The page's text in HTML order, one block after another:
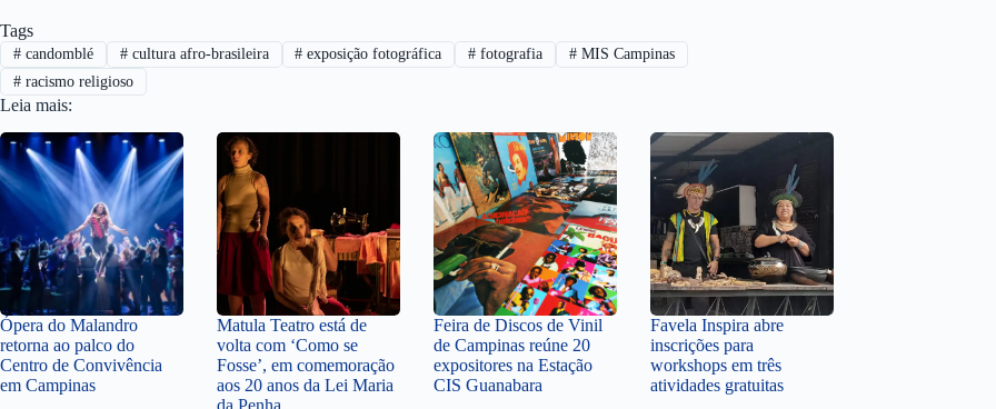
Tags
#candomblé #cultura afro-brasileira # exposição fotográfica # fotografia # MIS Campinas
#racismo religioso
Leia mais:
Ópera do Malandro
retorna ao palco do
Centro de Convivência
em Campinas
Matula Teatro está de
volta com ‘Como se
Fosse’, em comemoração
aos 20 anos da Lei Maria
da Penha
Feira de Discos de Vinil
de Campinas reúne 20
expositores na Estação
CIS Guanabara
Favela Inspira abre
inscrições para
workshops em três
atividades gratuitas